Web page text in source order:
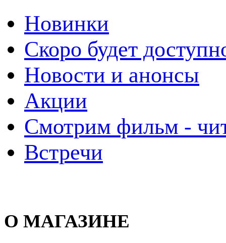
Новинки
Скоро будет
Новости и анонсы
Акции
Смотрим фильм -
Встречи
О МАГАЗИНЕ